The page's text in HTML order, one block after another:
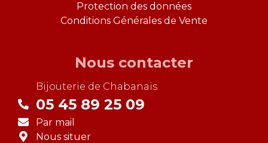
Protection des données
Conditions Générales de Vente
Nous contacter
Bijouterie de Chabanais
05 45 89 25 09
Par mail
Nous situer